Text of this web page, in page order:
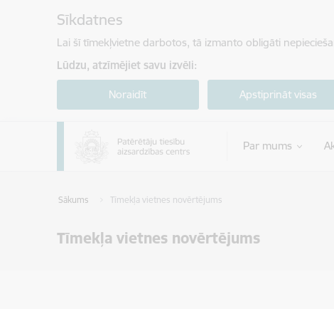
Sīkdatnes
Lai šī tīmekļvietne darbotos, tā izmanto obligāti
Lūdzu, atzīmējiet savu izvēli:
Noraidīt Apstiprināt visas
Par mums
Sākums Tīmekļa vietnes novērtējums
Tīmekļa vietnes novērtējums